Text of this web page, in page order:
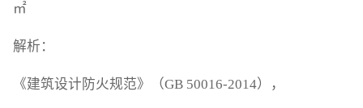
㎡
解析：
《建筑设计防火规范》（GB 50016-2014），